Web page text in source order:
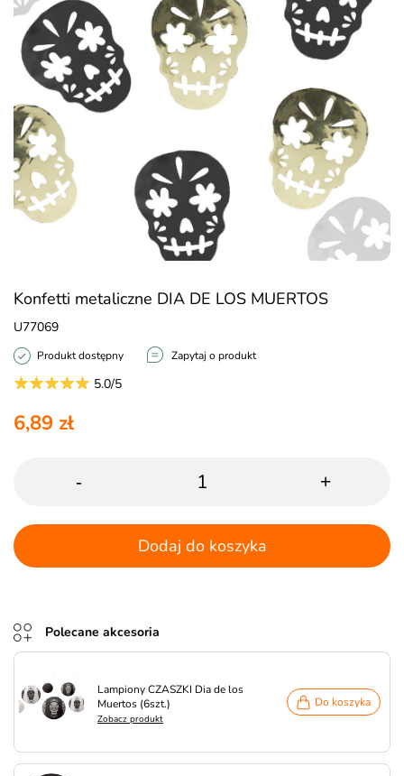
Konfetti metaliczne DIA DE LOS MUERTOS
U77069
Produkt dostępny Zapytaj o produkt
5.0/5
6,89 zł
- +
Dodaj do koszyka
Polecane akcesoria
Lampiony CZASZKI Dia de los
Muertos (6szt.)
Zobacz produkt
Do koszyka